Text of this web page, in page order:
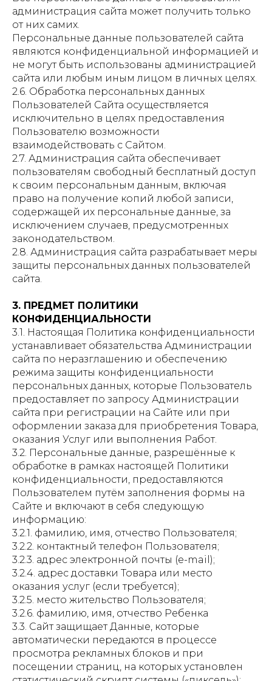
администрация сайта может получить только
от них самих.
Персональные данные пользователей сайта
являются конфиденциальной информацией и
не могут быть использованы администрацией
сайта или любым иным лицом в личных целях.
2.6. Обработка персональных данных
Пользователей Сайта осуществляется
исключительно в целях предоставления
Пользователю возможности
взаимодействовать с Сайтом.
2.7. Администрация сайта обеспечивает
пользователям свободный бесплатный доступ
к своим персональным данным, включая
право на получение копий любой записи,
содержащей их персональные данные, за
исключением случаев, предусмотренных
законодательством.
2.8. Администрация сайта разрабатывает меры
защиты персональных данных пользователей
сайта.
3. ПРЕДМЕТ ПОЛИТИКИ
КОНФИДЕНЦИАЛЬНОСТИ
3.1. Настоящая Политика конфиденциальности
устанавливает обязательства Администрации
сайта по неразглашению и обеспечению
режима защиты конфиденциальности
персональных данных, которые Пользователь
предоставляет по запросу Администрации
сайта при регистрации на Сайте или при
оформлении заказа для приобретения Товара,
оказания Услуг или выполнения Работ.
3.2. Персональные данные, разрешённые к
обработке в рамках настоящей Политики
конфиденциальности, предоставляются
Пользователем путём заполнения формы на
Сайте и включают в себя следующую
информацию:
3.2.1. фамилию, имя, отчество Пользователя;
3.2.2. контактный телефон Пользователя;
3.2.3. адрес электронной почты (e-mail);
3.2.4. адрес доставки Товара или место
оказания услуг (если требуется);
3.2.5. место жительство Пользователя;
3.2.6. фамилию, имя, отчество Ребенка
3.3. Сайт защищает Данные, которые
автоматически передаются в процессе
просмотра рекламных блоков и при
посещении страниц, на которых установлен